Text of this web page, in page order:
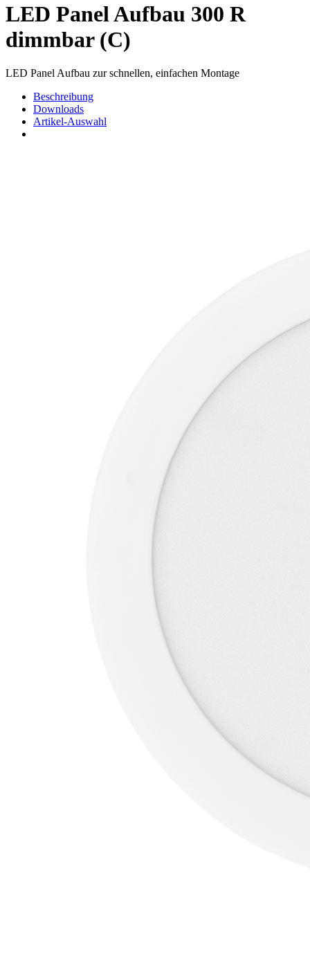
LED Panel Aufbau 300 R
dimmbar (C)
LED Panel Aufbau zur schnellen, einfachen Montage
Beschreibung
Downloads
Artikel-Auswahl